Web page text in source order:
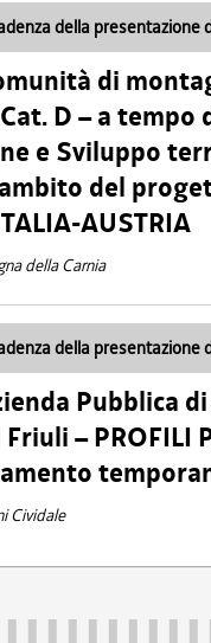
della presentazione
di
Cat. D – a
e Sviluppo
del
AUSTRIA
della Carnia
della presentazione
Pubblica
– PROFILI
Cividale